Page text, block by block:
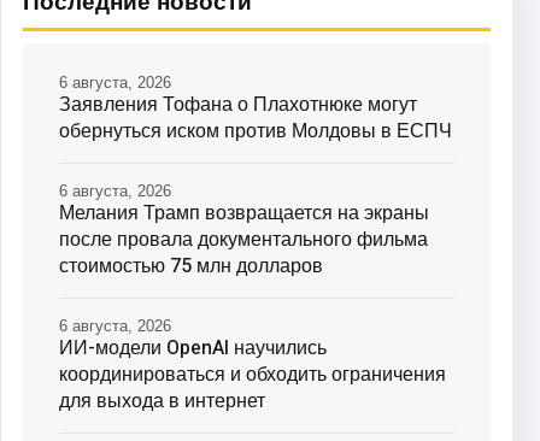
Заявления Тофана о Плахотнюке могут
обернуться иском против Молдовы в ЕСПЧ
6 августа, 2026
Мелания Трамп возвращается на экраны
после провала документального фильма
стоимостью 75 млн долларов
6 августа, 2026
ИИ-модели OpenAI научились
координироваться и обходить ограничения
для выхода в интернет
6 августа, 2026